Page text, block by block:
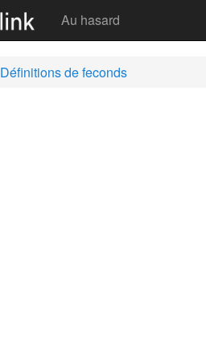
Au hasard
Définitions de feconds
Feconds